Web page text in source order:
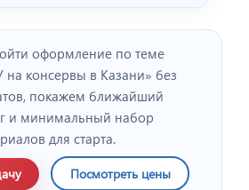
оформление по теме
на консервы в Казани» без
покажем ближайший
и минимальный набор
для старта.
Посмотреть цены